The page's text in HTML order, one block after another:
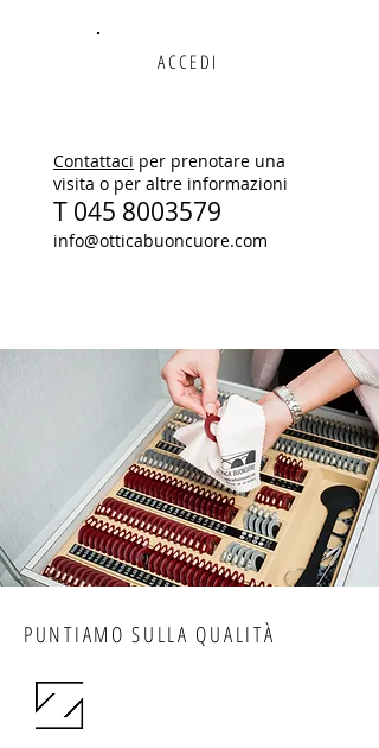
ACCEDI
Contattaci per prenotare una
visita o per altre informazioni
T 045 8003579
info@otticabuoncuore.com
PUNTIAMO SULLA QUALITÀ